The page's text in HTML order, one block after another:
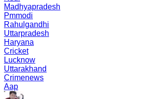
Madhyapradesh
Pmmodi
Rahulgandhi
Uttarpradesh
Haryana
Cricket
Lucknow
Uttarakhand
Crimenews
Aap